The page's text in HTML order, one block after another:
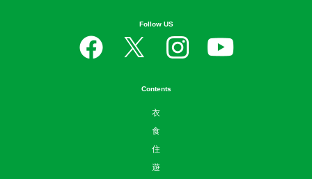
Follow US
Contents
衣
食
住
遊